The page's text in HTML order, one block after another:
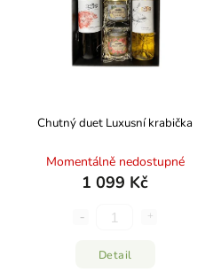
Chutný duet Luxusní krabička
Momentálně nedostupné
1 099 Kč
Detail